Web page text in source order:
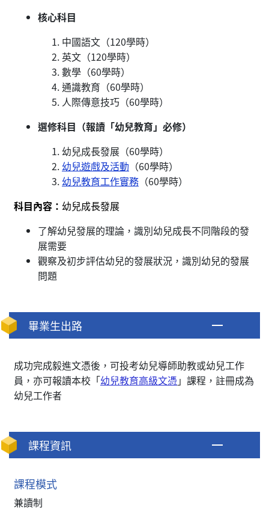
核心科目
中國語文（120學時）
英文（120學時）
數學（60學時）
通識教育（60學時）
人際傳意技巧（60學時）
選修科目（報讀「幼兒教育」必修）
幼兒成長發展（60學時）
幼兒遊戲及活動 （60學時）
幼兒教育工作實務 （60學時）
科目內容： 幼兒成長發展
了解幼兒發展的理論，識別幼兒成長不同階段的發
展需要
觀察及初步評估幼兒的發展狀況，識別幼兒的發展
問題
畢業生出路
成功完成毅進文憑後，可投考幼兒導師助教或幼兒工作
員，亦可報讀本校「幼兒教育高級文憑 」課程，註冊成為
幼兒工作者
課程資訊
課程模式
兼讀制